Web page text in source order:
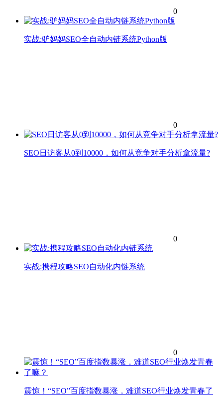
0
实战:驴妈妈SEO全自动内链系统Python版
0
SEO日访客从0到10000，如何从竞争对手分析拿流量?
0
实战:携程攻略SEO自动化内链系统
0
震惊！“SEO”百度指数暴涨，难道SEO行业焕发青春了